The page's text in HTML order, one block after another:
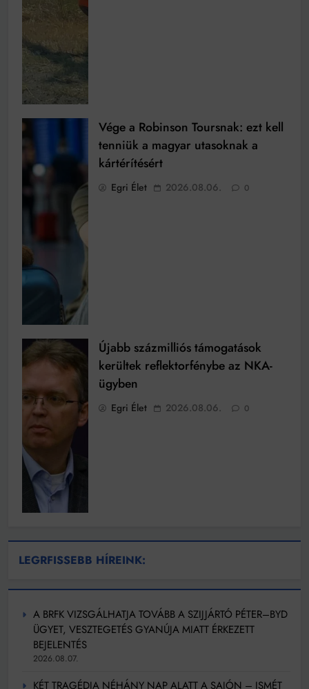
Vége a Robinson Toursnak: ezt kell
tenniük a magyar utasoknak a
kártérítésért
Egri Élet 2026.08.06. 0
Újabb százmilliós támogatások
kerültek reflektorfénybe az NKA-
ügyben
Egri Élet 2026.08.06. 0
LEGRFISSEBB HÍREINK:
A BRFK VIZSGÁLHATJA TOVÁBB A SZIJJÁRTÓ PÉTER–BYD
ÜGYET, VESZTEGETÉS GYANÚJA MIATT ÉRKEZETT
BEJELENTÉS
2026.08.07.
KÉT TRAGÉDIA NÉHÁNY NAP ALATT A SAJÓN – ISMÉT